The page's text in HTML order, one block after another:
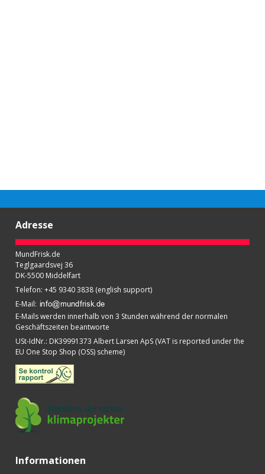
Adresse
MundFrisk.de
Teglgaardsvej 36
DK-5500 Middelfart
Telefon: +45 9340 3838 (english support)
E-Mail:
E-Mails werden innerhalb von 3 Stunden während der normalen
Geschäftszeiten beantworte
USt-IdNr.: DK39991373 Albert Larsen ApS (VAT is reported under the
EU One Stop Shop (OSS) scheme)
Informationen